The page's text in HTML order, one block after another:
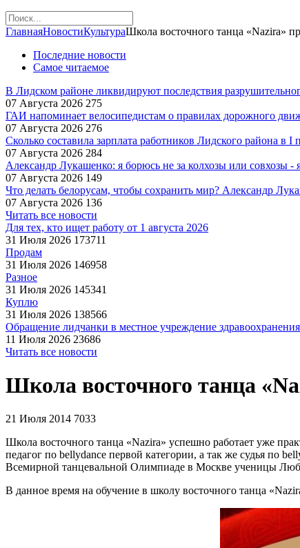
ГлавнаяНовостиКультураШкола восточного танца «Nazira»
Последние новости
Самое читаемое
В Лидском районе ликвидируют последствия
07 Августа 2026 275
ГАИ напоминает велосипедистам о правилах дорожного
07 Августа 2026 276
Сколько составила зарплата работников Лидского района в I
07 Августа 2026 284
Александр Лукашенко: я борюсь не за колхозы или совхозы -
07 Августа 2026 149
Что делать белорусам, чтобы сохранить мир? Александр
07 Августа 2026 136
Читать все новости
Для тех, кто ищет работу от 1 августа 2026
31 Июля 2026 173711
Продам
31 Июля 2026 146958
Разное
31 Июля 2026 145341
Куплю
31 Июля 2026 138566
Обращение лидчанки в местное учреждение
11 Июля 2026 23686
Читать все новости
Школа восточного танца
21 Июля 2014 7033
Школа восточного танца «Nazira» успешно работает уже
педагог по bellydance первой категории, а так же судья по
Всемирной танцевальной Олимпиаде в Москве ученицы
В данное время на обучение в школу восточного танца